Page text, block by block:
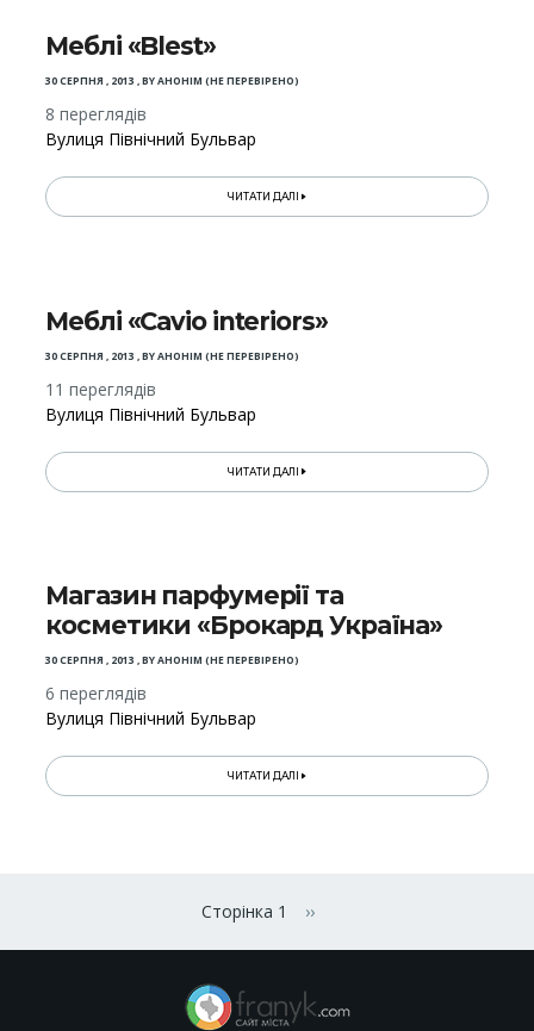
Меблі «Blest»
30 СЕРПНЯ , 2013 ,BYАНОНІМ (НЕ ПЕРЕВІРЕНО)
8 переглядів
Вулиця Північний Бульвар
ЧИТАТИ ДАЛІ
Меблі «Cavio interiors»
30 СЕРПНЯ , 2013 ,BYАНОНІМ (НЕ ПЕРЕВІРЕНО)
11 переглядів
Вулиця Північний Бульвар
ЧИТАТИ ДАЛІ
Магазин парфумерії та
косметики «Брокард Україна»
30 СЕРПНЯ , 2013 ,BYАНОНІМ (НЕ ПЕРЕВІРЕНО)
6 переглядів
Вулиця Північний Бульвар
ЧИТАТИ ДАЛІ
сторінки
Сторінка 1 Наступна сторінка
››